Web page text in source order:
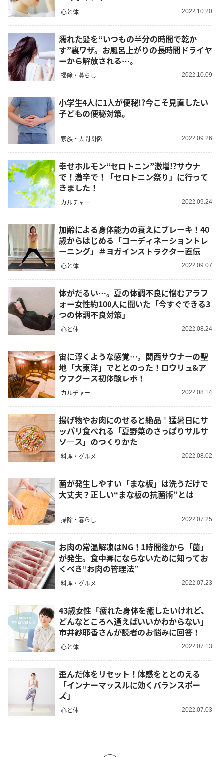
心と体 2022.10.20
濡れた髪を“いつもの半分の時間で乾か
す”裏ワザ。お風呂上がりの長時間ドライヤ
ーから解放される…。
掃除・暮らし 2022.10.09
小学生4人に1人が便秘!?今こそ見直したい
子どもの便秘対策。
家族・人間関係 2022.09.26
幸せホルモン“セロトニン”激増!?サウナ
で！激辛で！「セロトニン祭り」に行って
きました！
カルチャー 2022.09.24
加齢による身体能力の衰えにブレーキ！40
歳からはじめる「コーディネーショントレ
ーニング」＃ヨガインストラクター直伝
心と体 2022.09.07
体がだるい…。夏の体調不良に悩むアラフ
ォー女性約100人に聞いた「今すぐできる3
つの体調不良対策」
心と体 2022.08.24
宙に浮くような感覚…。関西サウナーの聖
地「大東洋」でととのった！ロウリュ&ア
ウフグース初体験レポ！
カルチャー 2022.08.14
揚げ物やお肉にのせると絶品！猛暑日にサ
ッパリ食べれる「夏野菜のさっぱりサルサ
ソース」のつくりかた
料理・グルメ 2022.08.02
菌が発生しやすい「まな板」は洗うだけで
大丈夫？正しい“まな板の抗菌術”とは
掃除・暮らし 2022.07.25
お肉の常温解凍はNG！1時間後から「菌」
が発生。食中毒にならないために知ってお
くべき“お肉の管理法”
料理・グルメ 2022.07.23
43歳女性「疲れた身体を癒したいけれど、
どんなところへ通えばいいかわからない」
市井紗耶香さんが読者のお悩みに回答！
心と体 2022.07.13
歪んだ体をリセット！体感をととのえる
「インナーマッスルに効くバランスポー
ズ」
心と体 2022.07.03